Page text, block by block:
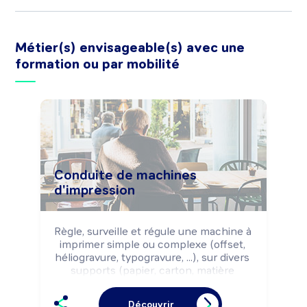
Métier(s) envisageable(s) avec une
formation ou par mobilité
Conduite de machines
d'impression
Règle, surveille et régule une machine à
imprimer simple ou complexe (offset,
héliogravure, typogravure, ...), sur divers
supports (papier, carton, matière
règles de sécurité et les impératifs de
Découvrir